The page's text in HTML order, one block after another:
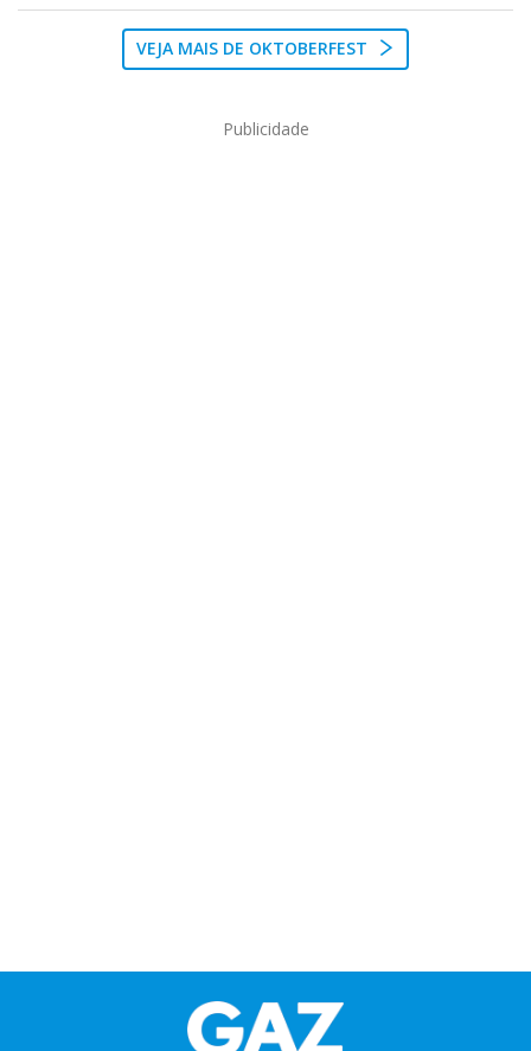
VEJA MAIS DE OKTOBERFEST
Publicidade